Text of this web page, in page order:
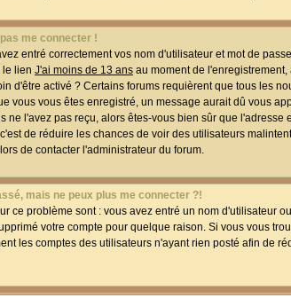
me connecter !
entré correctement vos nom d'utilisateur et mot de
le lien J'ai moins de 13 ans au moment de
d'être activé ? Certains forums requièrent que tous les
vous vous êtes enregistré, un message aurait dû vous
ne l'avez pas reçu, alors êtes-vous bien sûr que
de réduire les chances de voir des utilisateurs
de contacter l'administrateur du forum.
mais ne peux plus me connecter ?!
ce problème sont : vous avez entré un nom d'utilisateur
votre compte pour quelque raison. Si vous vous
les comptes des utilisateurs n'ayant rien posté afin de